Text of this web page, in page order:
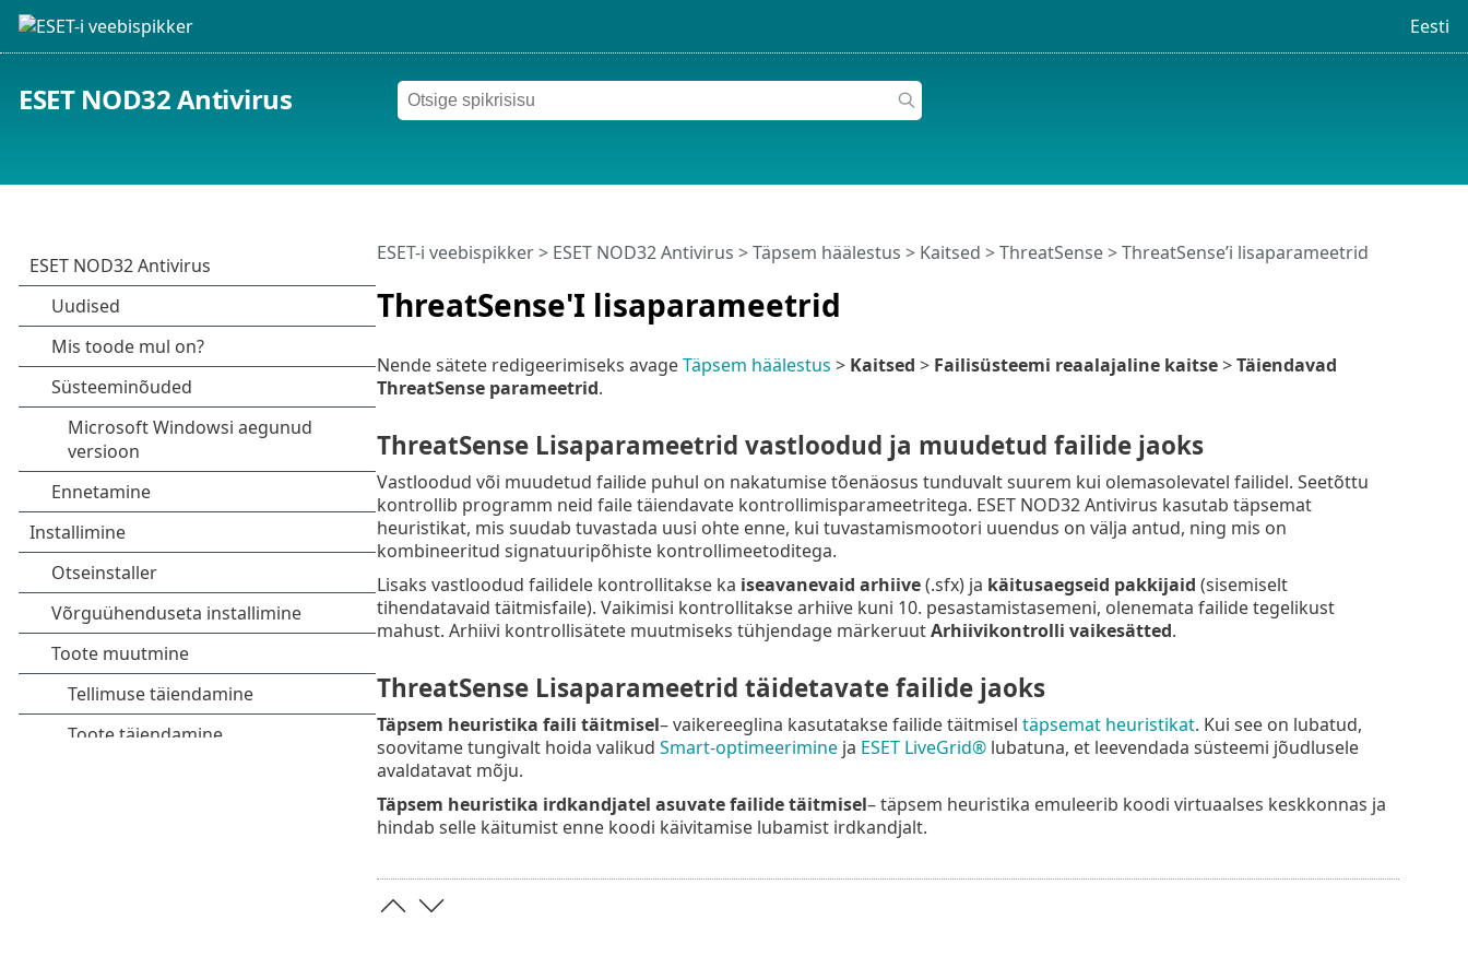
Eesti
ESET NOD32 Antivirus
ThreatSense'I lisaparameetrid
ESET-i veebispikker> ESET NOD32 Antivirus >Täpsem häälestus > Kaitsed >ThreatSense> ThreatSense’i lisaparameetrid
Nende sätete redigeerimiseks avageTäpsem häälestus > Kaitsed > Failisüsteemi reaalajaline kaitse>Täiendavad
ThreatSense parameetrid.
ThreatSense Lisaparameetrid vastloodud ja muudetud failide jaoks
Vastloodud või muudetud failide puhul on nakatumise tõenäosus tunduvalt suurem kui olemasolevatel failidel. Seetõttu
kontrollib programm neid faile täiendavate kontrollimisparameetritega. ESET NOD32 Antivirus kasutab täpsemat
heuristikat, mis suudab tuvastada uusi ohte enne, kui tuvastamismootori uuendus on välja antud, ning mis on
kombineeritud signatuuripõhiste kontrollimeetoditega.
Lisaks vastloodud failidele kontrollitakse ka iseavanevaid arhiive(.sfx) ja käitusaegseid pakkijaid (sisemiselt
tihendatavaid täitmisfaile). Vaikimisi kontrollitakse arhiive kuni 10. pesastamistasemeni, olenemata failide tegelikust
mahust. Arhiivi kontrollisätete muutmiseks tühjendage märkeruutArhiivikontrolli vaikesätted.
ThreatSense Lisaparameetrid täidetavate failide jaoks
Täpsem heuristika faili täitmisel– vaikereeglina kasutatakse failide täitmisel täpsemat heuristikat. Kui see on lubatud,
soovitame tungivalt hoida valikud Smart-optimeerimineja ESET LiveGrid®lubatuna, et leevendada süsteemi jõudlusele
avaldatavat mõju.
Täpsem heuristika irdkandjatel asuvate failide täitmisel– täpsem heuristika emuleerib koodi virtuaalses keskkonnas ja
hindab selle käitumist enne koodi käivitamise lubamist irdkandjalt.